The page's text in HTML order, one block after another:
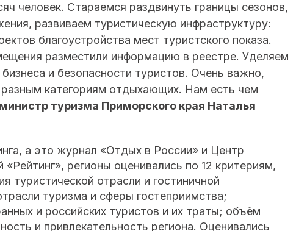
человек. Стараемся раздвинуть границы сезонов,
развиваем туристическую инфраструктуру:
благоустройства мест туристского показа.
разместили информацию в реестре. Уделяем
и безопасности туристов. Очень важно,
категориям отдыхающих. Нам есть чем
министр туризма Приморского края Наталья
а это журнал «Отдых в России» и Центр
регионы оценивались по 12 критериям,
туристической отрасли и гостиничной
туризма и сферы гостеприимства;
и российских туристов и их траты; объём
и привлекательность региона. Оценивались